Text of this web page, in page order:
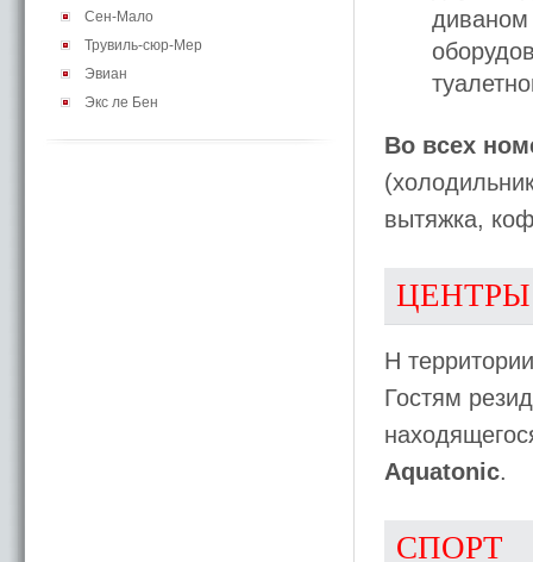
Сен-Мало
Трувиль-сюр-Мер
Эвиан
Экс ле Бен
диваном
Во всех
вытяжка,
Н
Гостям
Aquatonic.
СПОРТ